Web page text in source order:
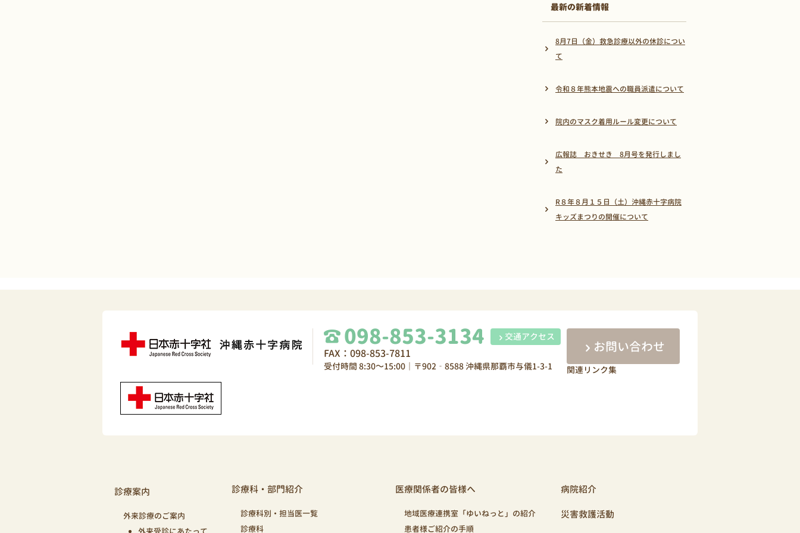
最新の新着情報
8月7日（金）救急診療以外の休診につい
て
令和８年熊本地震への職員派遣について
院内のマスク着用ルール変更について
広報誌 おきせき 8月号を発行しまし
た
R８年８月１５日（土）沖縄赤十字病院
キッズまつりの開催について
098-853-3134
FAX：098-853-7811
交通アクセス
受付時間 8:30～15:00｜〒902‐8588 沖縄県那覇市与儀1-3-1
お問い合わせ
関連リンク集
診療案内
外来診療のご案内
診療科・部門紹介
診療科別・担当医一覧
診療科
医療関係者の皆様へ
地域医療連携室「ゆいねっと」の紹介
患者様ご紹介の手順
病院紹介
災害救護活動